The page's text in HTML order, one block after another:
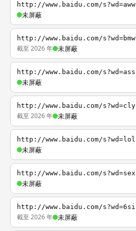
http://www.baidu.com/s?wd=aww
未屏蔽
http://www.baidu.com/s?wd=bmw
截至 2026 年 未屏蔽
http://www.baidu.com/s?wd=ass
未屏蔽
http://www.baidu.com/s?wd=cly
截至 2026 年 未屏蔽
http://www.baidu.com/s?wd=lol
未屏蔽
http://www.baidu.com/s?wd=sex
未屏蔽
http://www.baidu.com/s?wd=6si
截至 2026 年 未屏蔽